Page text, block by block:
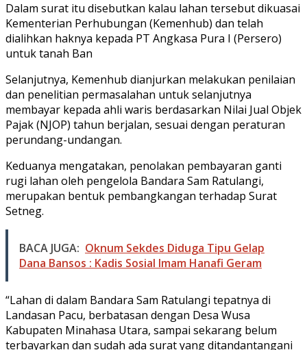
Dalam surat itu disebutkan kalau lahan tersebut dikuasai
Kementerian Perhubungan (Kemenhub) dan telah
dialihkan haknya kepada PT Angkasa Pura I (Persero)
untuk tanah Ban
Selanjutnya, Kemenhub dianjurkan melakukan penilaian
dan penelitian permasalahan untuk selanjutnya
membayar kepada ahli waris berdasarkan Nilai Jual Objek
Pajak (NJOP) tahun berjalan, sesuai dengan peraturan
perundang-undangan.
Keduanya mengatakan, penolakan pembayaran ganti
rugi lahan oleh pengelola Bandara Sam Ratulangi,
merupakan bentuk pembangkangan terhadap Surat
Setneg.
BACA JUGA: Oknum Sekdes Diduga Tipu Gelap
Dana Bansos : Kadis Sosial Imam Hanafi Geram
“Lahan di dalam Bandara Sam Ratulangi tepatnya di
Landasan Pacu, berbatasan dengan Desa Wusa
Kabupaten Minahasa Utara, sampai sekarang belum
terbayarkan dan sudah ada surat yang ditandantangani